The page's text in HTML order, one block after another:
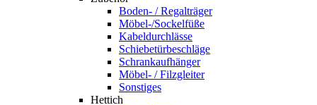
Boden- / Regalträger
Möbel-/Sockelfüße
Kabeldurchlässe
Schiebetürbeschläge
Schrankaufhänger
Möbel- / Filzgleiter
Sonstiges
Hettich